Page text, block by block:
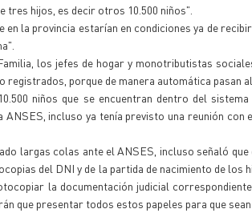
tres hijos, es decir otros 10.500 niños".
en la provincia estarían en condiciones ya de
los jefes de hogar y monotributistas
porque de manera automática pasan
niños que se encuentran dentro del
incluso ya tenía previsto una reunión
largas colas ante el ANSES, incluso señaló
del DNI y de la partida de nacimiento de los
la documentación judicial
que presentar todos estos papeles para que